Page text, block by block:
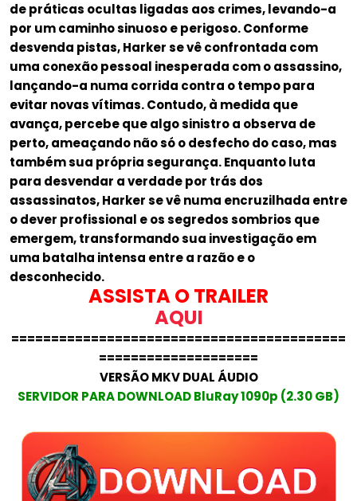
de práticas ocultas ligadas aos crimes, levando-a
por um caminho sinuoso e perigoso. Conforme
desvenda pistas, Harker se vê confrontada com
uma conexão pessoal inesperada com o assassino,
lançando-a numa corrida contra o tempo para
evitar novas vítimas. Contudo, à medida que
avança, percebe que algo sinistro a observa de
perto, ameaçando não só o desfecho do caso, mas
também sua própria segurança. Enquanto luta
para desvendar a verdade por trás dos
assassinatos, Harker se vê numa encruzilhada entre
o dever profissional e os segredos sombrios que
emergem, transformando sua investigação em
uma batalha intensa entre a razão e o
desconhecido.
ASSISTA O TRAILER
AQUI
==========================================
====================
VERSÃO MKV DUAL ÁUDIO
SERVIDOR PARA DOWNLOAD BluRay 1090p (2.30 GB)